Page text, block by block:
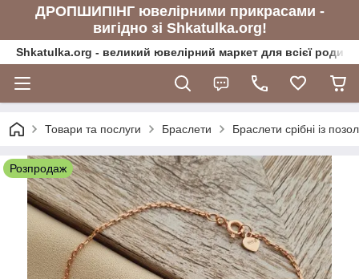
ДРОПШИПІНГ ювелірними прикрасами -
вигідно зі Shkatulka.org!
Shkatulka.org - великий ювелірний маркет для всієї
Товари та послуги Браслети Браслети срібні із
Розпродаж